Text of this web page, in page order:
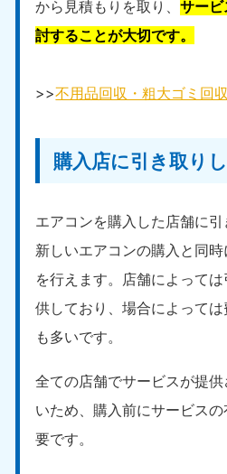
から見積もりを取り、サー
討することが大切です。
>>不用品回収・粗大ゴミ回
購入店に引き取り
エアコンを購入した店舗に引
新しいエアコンの購入と同
を行えます。店舗によって
供しており、場合によって
も多いです。
全ての店舗でサービスが提
いため、購入前にサービス
要です。
9:00〜19:00 年中無休
050-1881-5249
9:00〜19:00 年中無休
050-1881-5253
和歌山県
050-1881-5248
9:00〜19:00 年中無休
中国
岡山県
050-1881-5146
9:00〜19:00 年中無休
広島県
050-1881-5144
9:00〜19:00 年中無休